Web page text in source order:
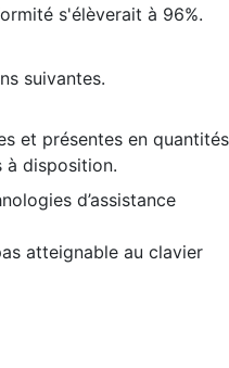
s'élèverait à 96%.
suivantes.
et présentes en
à disposition.
d’assistance
atteignable au clavier